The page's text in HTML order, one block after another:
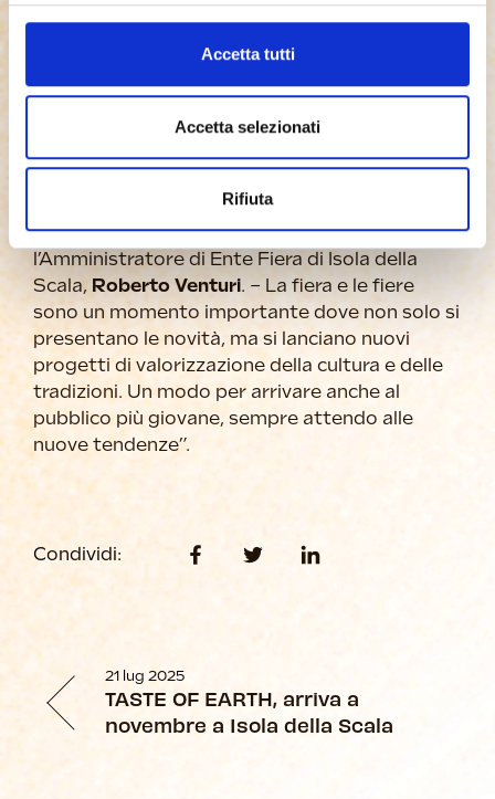
Accetta tutti
Accetta selezionati
Rifiuta
apprezzare le tipicità gastronomiche dei luoghi
“Per noi è stato un piacere poter ospitare e
promuovere il Panbollito, la novità culinaria
2024 della Fiera del Bollito. Il nuovo panino ha
e merita di essere presentato al grande
pubblico – ha fatto sapere con una nota
l’Amministratore di Ente Fiera di Isola della
Scala, Roberto Venturi. – La fiera e le fiere
sono un momento importante dove non solo si
presentano le novità, ma si lanciano nuovi
progetti di valorizzazione della cultura e delle
tradizioni. Un modo per arrivare anche al
pubblico più giovane, sempre attendo alle
nuove tendenze”.
Condividi:
21 lug 2025
TASTE OF EARTH, arriva a
novembre a Isola della Scala